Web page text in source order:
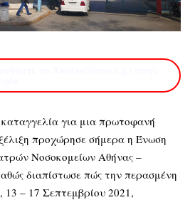
για μια πρωτοφανή
προχώρησε σήμερα η Ένωση
Νοσοκομείων Αθήνας –
διαπίστωσε πώς την περασμένη
13 – 17 Σεπτεμβρίου 2021,